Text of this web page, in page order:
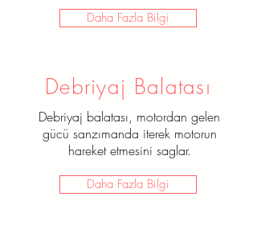
Daha Fazla Bilgi
Debriyaj Balatası
Debriyaj balatası, motordan gelen
gücü sanzımanda iterek motorun
hareket etmesini saglar.
Daha Fazla Bilgi